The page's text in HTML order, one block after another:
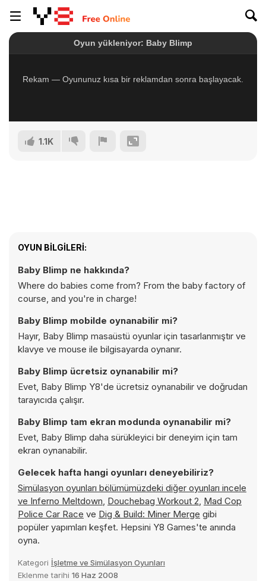
1.1K
OYUN BILGILERI:
Baby Blimp ne hakkında?
Where do babies come from? From the baby factory of
course, and you're in charge!
Baby Blimp mobilde oynanabilir mi?
Hayır, Baby Blimp masaüstü oyunlar için tasarlanmıştır ve
klavye ve mouse ile bilgisayarda oynanır.
Baby Blimp ücretsiz oynanabilir mi?
Evet, Baby Blimp Y8'de ücretsiz oynanabilir ve doğrudan
tarayıcıda çalışır.
Baby Blimp tam ekran modunda oynanabilir mi?
Evet, Baby Blimp daha sürükleyici bir deneyim için tam
ekran oynanabilir.
Gelecek hafta hangi oyunları deneyebiliriz?
Simülasyon oyunları bölümümüzdeki diğer oyunları incele
ve Inferno Meltdown, Douchebag Workout 2, Mad Cop
Police Car Race ve Dig & Build: Miner Merge gibi
popüler yapımları keşfet. Hepsini Y8 Games'te anında
oyna.
Kategori İşletme ve Simülasyon Oyunları
Eklenme tarihi 16 Haz 2008